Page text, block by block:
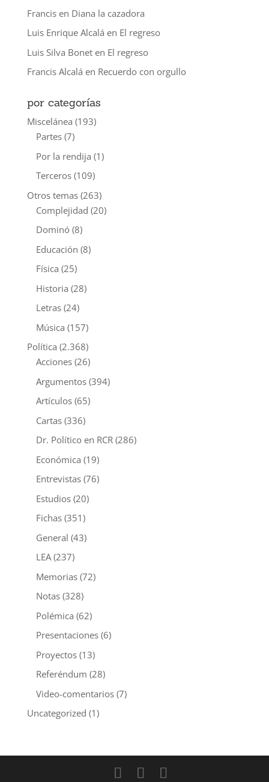
Francisen Diana la cazadora
Luis Enrique Alcalá en El regreso
Luis Silva Boneten El regreso
Francis Alcalá en Recuerdo con orgullo
por categorías
Miscelánea (193)
Partes(7)
Por la rendija (1)
Terceros(109)
Otros temas(263)
Complejidad (20)
Dominó(8)
Educación (8)
Física (25)
Historia (28)
Letras(24)
Música (157)
Política (2.368)
Acciones(26)
Argumentos(394)
Artículos(65)
Cartas(336)
Dr. Político en RCR(286)
Económica (19)
Entrevistas(76)
Estudios(20)
Fichas(351)
General (43)
LEA(237)
Memorias(72)
Notas(328)
Polémica (62)
Presentaciones(6)
Proyectos(13)
Referéndum (28)
Video-comentarios(7)
Uncategorized (1)